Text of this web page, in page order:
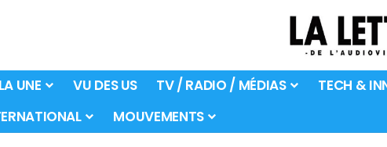
UNE VU DES US TV / RADIO / MÉDIAS TECH &
MOUVEMENTS